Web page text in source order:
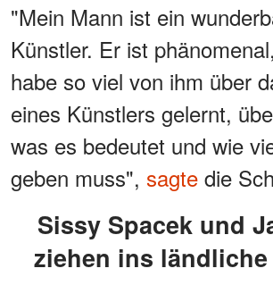
"Mein Mann ist ein
Künstler. Er ist
habe so viel von ihm über
eines Künstlers gelernt,
was es bedeutet und wie
geben muss", sagte die
Sissy Spacek und Jack Fisk
ziehen ins